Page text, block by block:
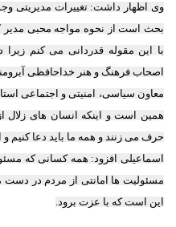
وی اظهار داشت: تغییرات مدیریتی
بحث است از نحوه مواجه محبی مدیر
با این مقوله قدردانی می کنم
اصحاب فرهنگ و هنر خداحافظی
معاون سیاسی، امنیتی و اجتماعی
همین است و اینکه انسان های زلال
حرف می زنند و همه ما باید دعا کنیم
اسماعیلی افزود: همه کسانی که
مسئولیت ها امانتی از مردم در دست
این است که با عزت برود.